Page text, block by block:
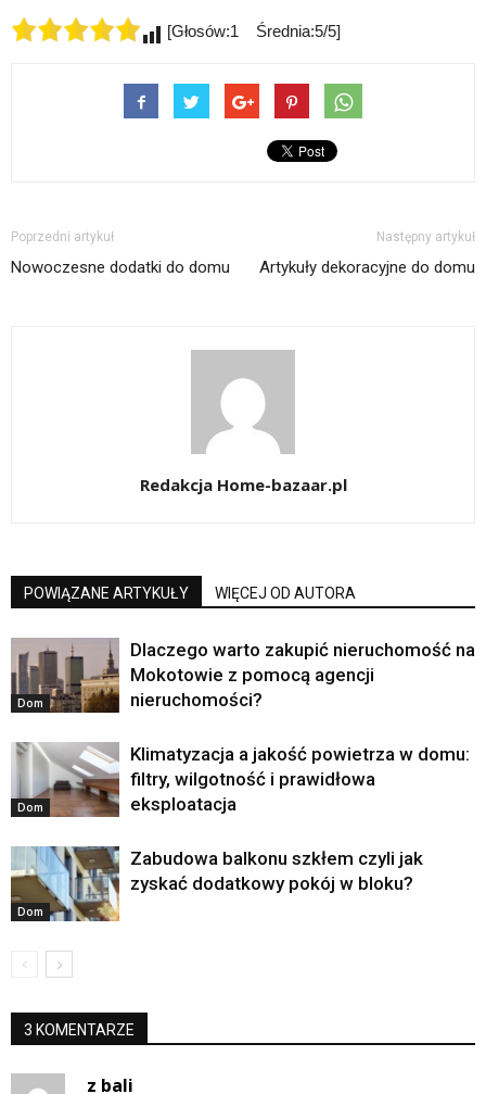
[Głosów:1 Średnia:5/5]
Poprzedni artykuł
Nowoczesne dodatki do domu
Następny artykuł
Artykuły dekoracyjne do domu
Redakcja Home-bazaar.pl
POWIĄZANE ARTYKUŁY WIĘCEJ OD AUTORA
Dom
Dlaczego warto zakupić nieruchomość na
Mokotowie z pomocą agencji
nieruchomości?
Dom
Klimatyzacja a jakość powietrza w domu:
filtry, wilgotność i prawidłowa
eksploatacja
Dom
Zabudowa balkonu szkłem czyli jak
zyskać dodatkowy pokój w bloku?
3 KOMENTARZE
z bali